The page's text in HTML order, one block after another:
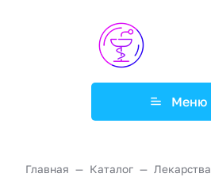
Меню
Главная Каталог Лекарства